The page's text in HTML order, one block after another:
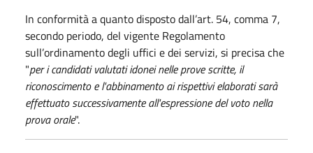
In conformità a quanto disposto dall’art. 54, comma 7,
secondo periodo, del vigente Regolamento
sull’ordinamento degli uffici e dei servizi, si precisa che
"per i candidati valutati idonei nelle prove scritte, il
riconoscimento e l'abbinamento ai rispettivi elaborati sarà
effettuato successivamente all'espressione del voto nella
prova orale".